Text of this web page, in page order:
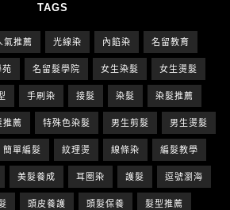
TAGS
氣推薦 光線染 內餡染 名留教育
苑 名留髮學院 女生染髮 女生燙髮
手刷染 接髮 染髮 染髮推薦
推薦 特殊色染髮 男生剪髮 男生燙髮
簡單編髮 紋理燙 線條染 編髮教學
美髮養成 耳圈染 護髮 逗號瀏海
頭皮養護 頭髮保養 髮型推薦